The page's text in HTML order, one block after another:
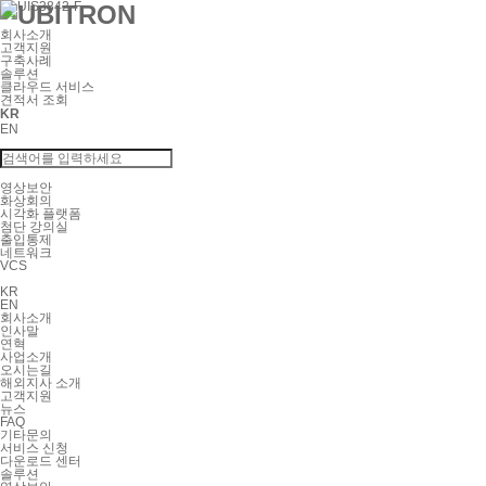
회사소개
고객지원
구축사례
솔루션
클라우드 서비스
견적서 조회
KR
EN
영상보안
화상회의
시각화 플랫폼
첨단 강의실
출입통제
네트워크
VCS
KR
EN
회사소개
인사말
연혁
사업소개
오시는길
해외지사 소개
고객지원
뉴스
FAQ
기타문의
서비스 신청
다운로드 센터
솔루션